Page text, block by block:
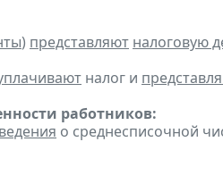
) представляют налоговую
налог и
работников:
о среднесписочной